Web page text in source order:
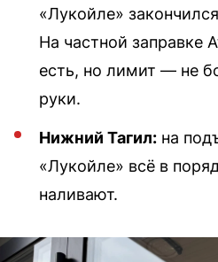
«Лукойле»
На частной заправке
есть, но лимит — не
руки.
Нижний Тагил: на
«Лукойле» всё в
наливают.